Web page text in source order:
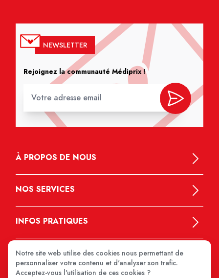
NEWSLETTER
Rejoignez la communauté Médiprix !
À PROPOS DE NOUS
NOS SERVICES
INFOS PRATIQUES
Notre site web utilise des cookies nous permettant de
personnaliser votre contenu et d'analyser son trafic.
Acceptez-vous l'utilisation de ces cookies ?